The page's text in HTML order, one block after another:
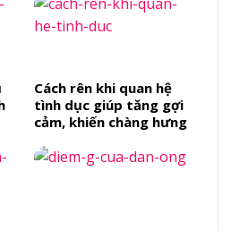
Cách rên khi quan hệ
tình dục giúp tăng gợi
cảm, khiến chàng hưng